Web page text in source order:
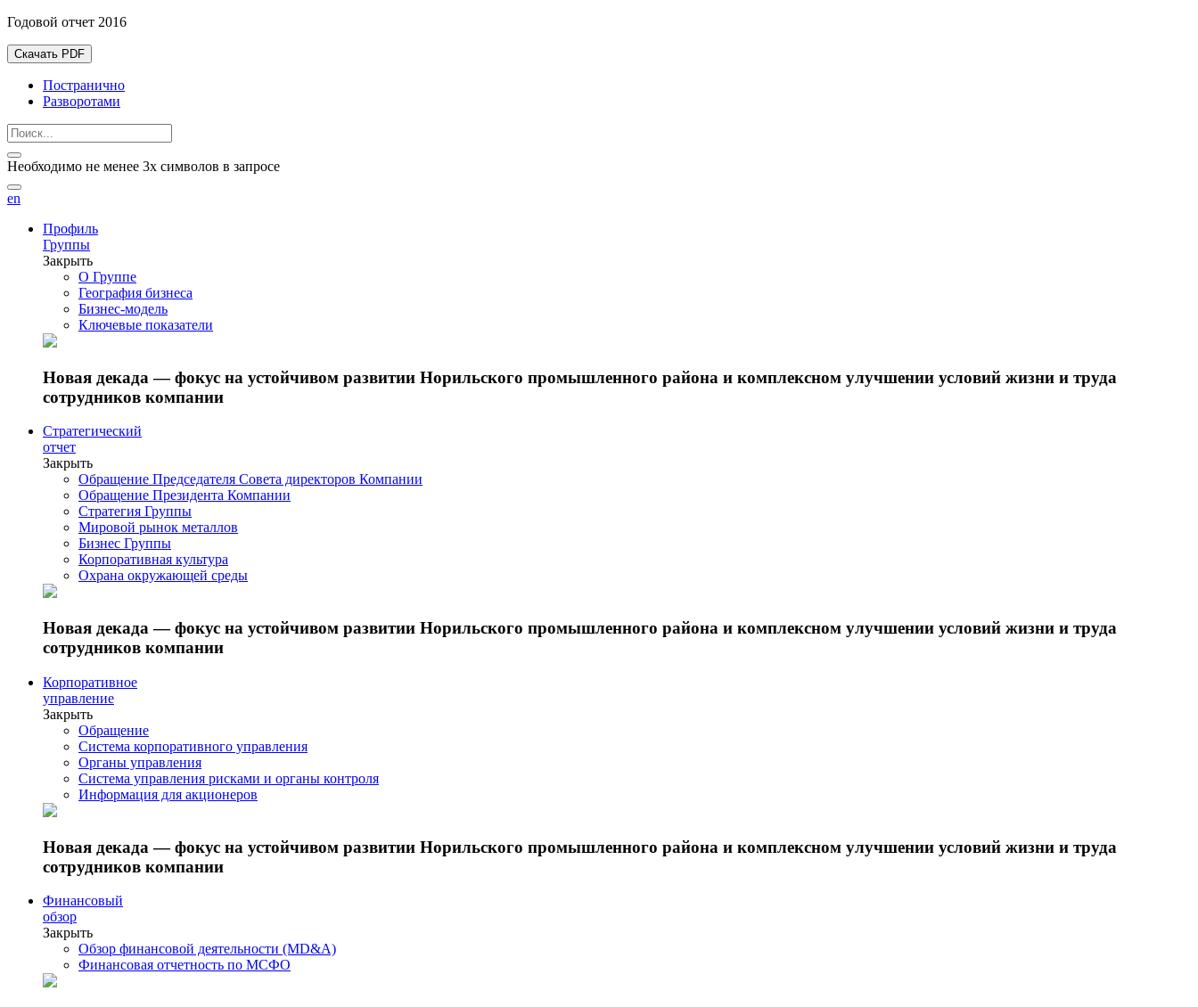
Годовой отчет 2016
Скачать PDF
Постранично
Разворотами
Необходимо не менее 3х символов в запросе
en
Профиль
Группы
Закрыть
О Группе
География бизнеса
Бизнес-модель
Ключевые показатели
Новая декада — фокус на устойчивом развитии Норильского промышленного района и комплексном улучшении условий жизни и труда
сотрудников компании
Стратегический
отчет
Закрыть
Обращение Председателя Совета директоров Компании
Обращение Президента Компании
Стратегия Группы
Мировой рынок металлов
Бизнес Группы
Корпоративная культура
Охрана окружающей среды
Новая декада — фокус на устойчивом развитии Норильского промышленного района и комплексном улучшении условий жизни и труда
сотрудников компании
Корпоративное
управление
Закрыть
Обращение
Система корпоративного управления
Органы управления
Система управления рисками и органы контроля
Информация для акционеров
Новая декада — фокус на устойчивом развитии Норильского промышленного района и комплексном улучшении условий жизни и труда
сотрудников компании
Финансовый
обзор
Закрыть
Обзор финансовой деятельности (MD&A)
Финансовая отчетность по МСФО